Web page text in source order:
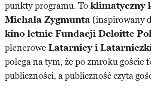
punkty programu. To klimatyczny
Michała Zygmunta (inspirowany
kino letnie Fundacji Deloitte
plenerowe Latarnicy i
polega na tym, że po zmroku goście
publiczności, a publiczność czyta